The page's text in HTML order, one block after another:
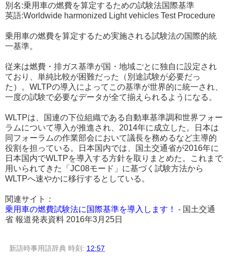
別名:乗用車の燃費を算定するための試験法国際基準
英語:Worldwide harmonized Light vehicles Test Procedure
乗用車の燃費を算定するため実施される試験法の国際的統
一基準。
従来は燃費・排ガス基準が国・地域ごとに独自に設定され
ており、単純比較が困難だった（別途試験が必要だっ
た）。WLTPの導入によってこの基準が世界的に統一され、
一度の試験で必要なデータが全て揃えられるようになる。
WLTPは、国連の下位組織である自動車基準調和世界フォー
ラムについて導入が推進され、2014年に成立した。日本は
同フォーラムの作業部会において議長を務めるなど主導的
役割を担っている。日本国内では、国土交通省が2016年に
日本国内でWLTPを導入する方針を取りまとめた。これまで
用いられてきた「JC08モード」に基づく試験方法から
WLTPへ速やかに移行するとしている。
関連サイト：
乗用車の燃費試験法に国際基準を導入します！
- 国土交通
省 報道発表資料 2016年3月25日
新語時事用語辞典 時刻: 12:57